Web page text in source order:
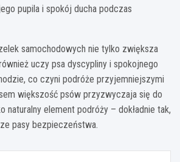
pupila i spokój ducha podczas
samochodowych nie tylko zwiększa
uczy psa dyscypliny i spokojnego
co czyni podróże przyjemniejszymi
większość psów przyzwyczaja się do
naturalny element podróży – dokładnie tak,
pasy bezpieczeństwa.